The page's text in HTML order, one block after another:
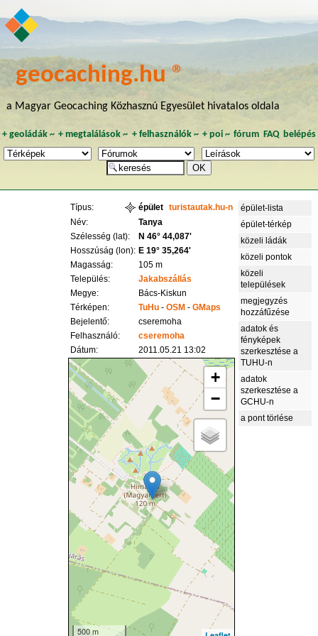
geocaching.hu ®
a Magyar Geocaching Közhasznú Egyesület hivatalos oldala
+ geoládák~ +megtalálások ~ + felhasználók~ + poi~ fórum FAQ belépés
Típus: épület
turistautak.hu-n
Név:
Tanya
Szélesség (lat):
N 46° 44,087'
Hosszúság (lon): E 19° 35,264'
Magasság:
105 m
Település:
Jakabszállás
Megye:
Bács-Kiskun
Térképen:
TuHu -OSM -GMaps
Bejelentő:
cseremoha
Felhasználó:
cseremoha
Dátum:
2011.05.21 13:02
+
−
500 m
épület-lista
épület-térkép
közeli ládák
közeli pontok
közeli
települések
megjegyzés
hozzáfűzése
adatok és
fényképek
szerkesztése a
TUHU-n
adatok
szerkesztése a
GCHU-n
a pont törlése